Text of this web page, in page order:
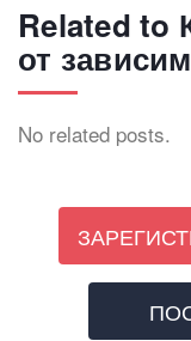
Related to
от
No related posts.